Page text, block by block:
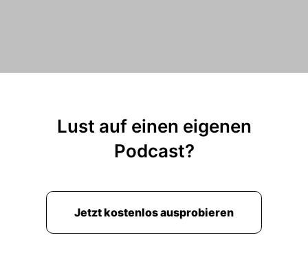
Lust auf einen eigenen
Podcast?
Jetzt kostenlos ausprobieren